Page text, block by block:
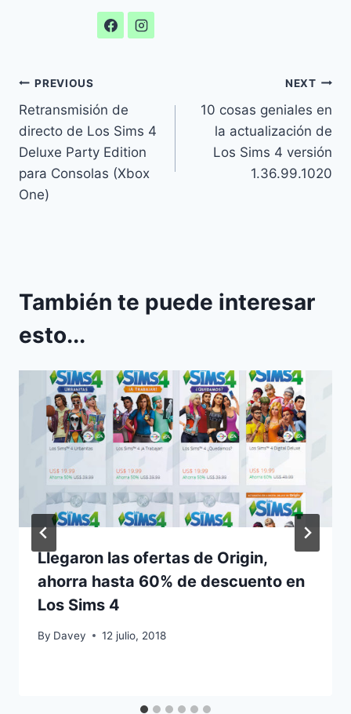
Navegación
de
entradas
PREVIOUS
Retransmisión de
directo de Los Sims 4
Deluxe Party Edition
para Consolas (Xbox
One)
NEXT
10 cosas geniales en
la actualización de
Los Sims 4 versión
1.36.99.1020
También te puede interesar
esto...
Llegaron las ofertas de Origin,
ahorra hasta 60% de descuento en
Los Sims 4
By Davey 12 julio, 2018